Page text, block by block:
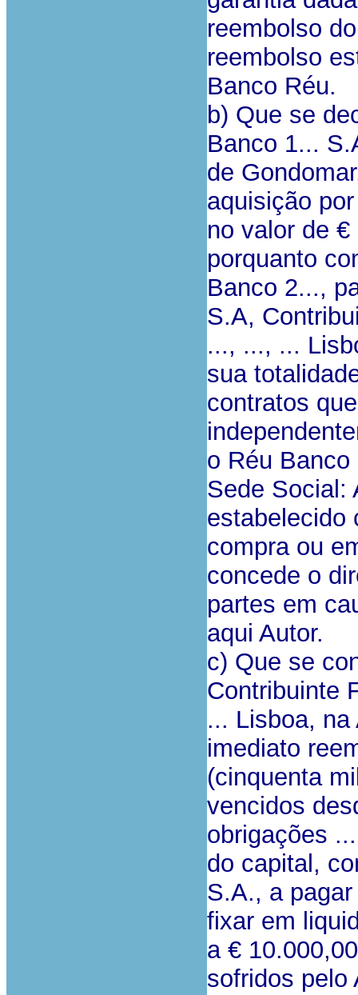
reembolso
reembolso
Banco Réu.
b) Que se
Banco 1...
de
aquisição
no valor de
porquanto
Banco 2...,
S.A,
..., ..., ...
sua
contratos
o Réu
Sede Social:
estabelecido
compra ou
concede o
partes em
aqui Autor.
c) Que se
Contribuinte
... Lisboa, na
imediato
(cinquenta
vencidos
obrigações
do capital,
S.A., a
fixar em
a €
sofridos pelo